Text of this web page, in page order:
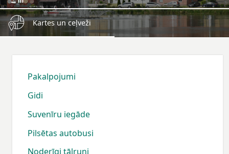
Kartes un ceļveži
Pakalpojumi
Gidi
Suvenīru iegāde
Pilsētas autobusi
Noderīgi tālruņi